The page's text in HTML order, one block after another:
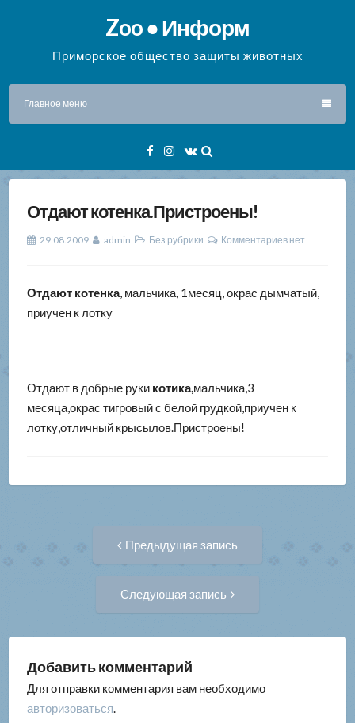
содержимому
Zoo ● Информ
Приморское общество защиты животных
Главное меню
Facebook
Instagram
VK
Отдают котенка.Пристроены!
29.08.2009 admin Без рубрики Комментариев нет
Отдают котенка, мальчика, 1месяц, окрас дымчатый,
приучен к лотку
Отдают в добрые руки котика,мальчика,3
месяца,окрас тигровый с белой грудкой,приучен к
лотку,отличный крысылов.Пристроены!
Навигация
записям
Предыдущая запись
Следующая запись
Добавить комментарий
Для отправки комментария вам необходимо
авторизоваться.